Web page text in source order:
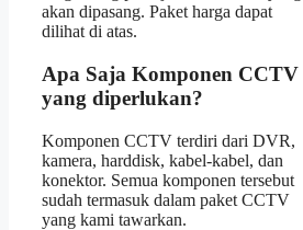
akan dipasang. Paket harga dapat
dilihat di atas.
Apa Saja Komponen CCTV
yang diperlukan?
Komponen CCTV terdiri dari DVR,
kamera, harddisk, kabel-kabel, dan
konektor. Semua komponen tersebut
sudah termasuk dalam paket CCTV
yang kami tawarkan.